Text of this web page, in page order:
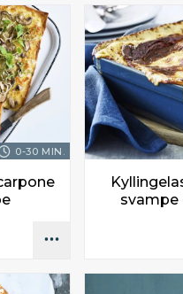
0-30 MIN.
svampe